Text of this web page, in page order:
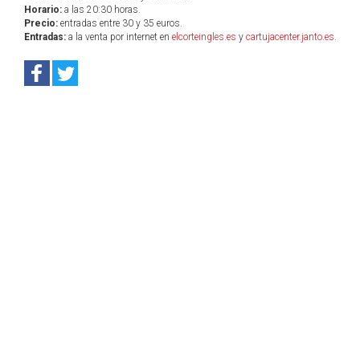
Horario: a las 20:30 horas.
Precio: entradas entre 30 y 35 euros.
Entradas: a la venta por internet en elcorteingles.es y cartujacenter.janto.es.